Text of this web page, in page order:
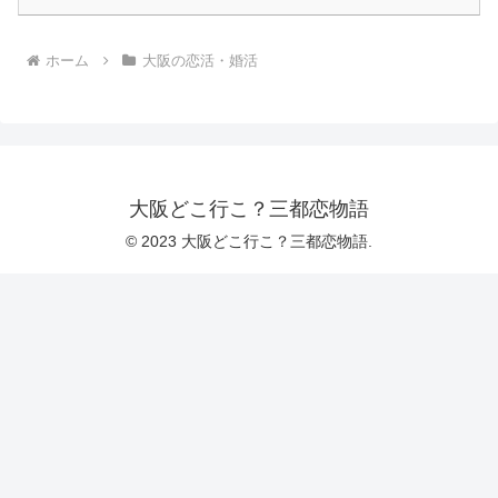
ホーム 大阪の恋活・婚活
大阪どこ行こ？三都恋物語
© 2023 大阪どこ行こ？三都恋物語.